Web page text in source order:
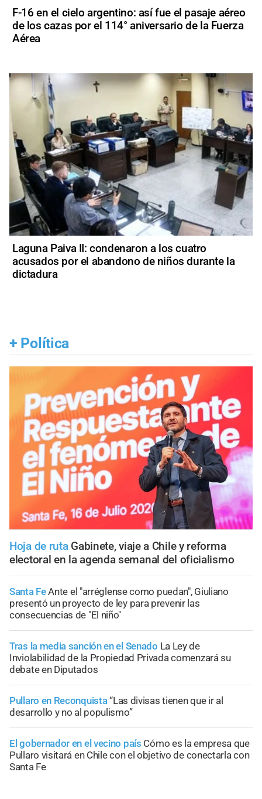
F-16 en el cielo argentino: así fue el pasaje aéreo
de los cazas por el 114° aniversario de la Fuerza
Aérea
Laguna Paiva II: condenaron a los cuatro
acusados por el abandono de niños durante la
dictadura
+ Política
Hoja de ruta Gabinete, viaje a Chile y reforma
electoral en la agenda semanal del oficialismo
Santa FeAnte el "arréglense como puedan", Giuliano
presentó un proyecto de ley para prevenir las
consecuencias de "El niño"
Tras la media sanción en el Senado La Ley de
Inviolabilidad de la Propiedad Privada comenzará su
debate en Diputados
Pullaro en Reconquista“Las divisas tienen que ir al
desarrollo y no al populismo”
El gobernador en el vecino país Cómo es la empresa que
Pullaro visitará en Chile con el objetivo de conectarla con
Santa Fe